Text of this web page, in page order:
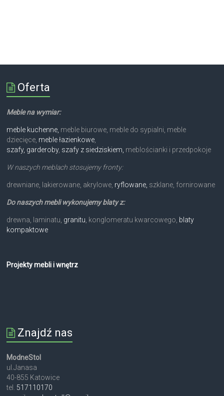
Oferta
Meble na wymiar:
meble kuchenne, meble biurowe, meble do sypialni, meble
dziecięce, meble łazienkowe,
szafy, garderoby, szafy z siedziskiem, meblościanki i przedpokoje
W naszych meblach stosujemy fronty:
drewniane, lakierowane, akrylowe, ryflowane, szklane, fornirowane
Do naszych mebli wykonujemy blaty z:
drewna, laminatu, granitu, konglomeratu kwarcowego, blaty
kompaktowe
Projekty mebli i wnętrz
Znajdź nas
ModneStol
ul.Janasa
40-855 Katowice
tel. 517110170